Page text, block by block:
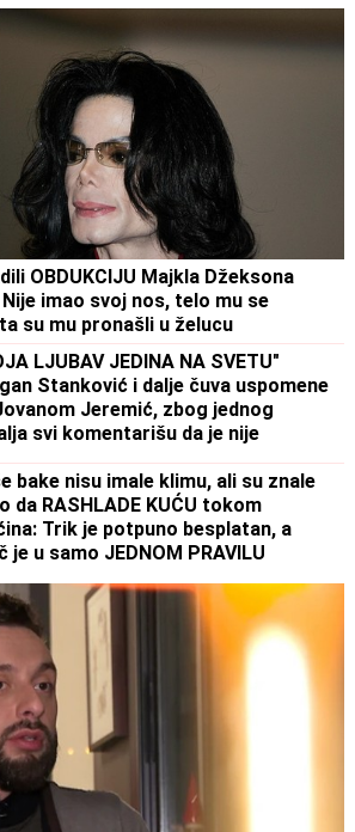
OBDUKCIJU Majkla Džeksona
Nije imao svoj nos, telo mu se
su mu pronašli u želucu
LJUBAV JEDINA NA SVETU"
Stanković i dalje čuva uspomene
Jeremić, zbog jednog
svi komentarišu da je nije
bake nisu imale klimu, ali su znale
da RASHLADE KUĆU tokom
Trik je potpuno besplatan, a
je u samo JEDNOM PRAVILU